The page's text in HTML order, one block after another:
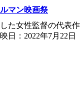
マン映画祭
た女性監督の代表
日：2022年7月22日